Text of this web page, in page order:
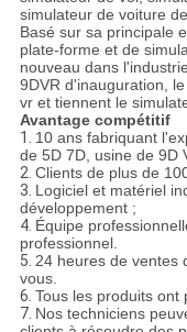
simulateur de voiture
Basé sur sa principale
plate-forme et de
nouveau dans
9DVR d'inauguration,
vr et tiennent le
Avantage compétitif
1. 10 ans fabriquant
de 5D 7D, usine de 9D
2. Clients de plus de
3. Logiciel et matériel
développement ;
4. Équipe
professionnel.
5. 24 heures de ventes
vous.
6. Tous les produits ont
7. Nos techniciens